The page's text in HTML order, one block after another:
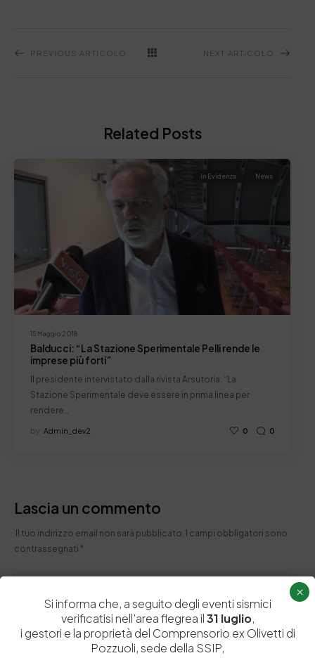
PREVIOUS ARTICOLO NEXT ARTICOLO
Related Posts
15 Maggio 2018
In Evidenza News
Balducci: “La Stazione Sperimentale Pelli rende le
imprese più forti”
Il presidente intervistato dalla rivista Arsutoria: “La
Stazione Sperimentale deve essere in prima linea per
rendere…
by Admin_dev2 0 0
Lascia un commento
Il tuo indirizzo email non sarà pubblicato. I campi obbligatori sono
contrassegnati *
Si informa che, a seguito degli eventi sismici
verificatisi nell’area flegrea il31 luglio,
i gestori e la proprietà del Comprensorio ex Olivetti di
Pozzuoli, sede della SSIP,
×